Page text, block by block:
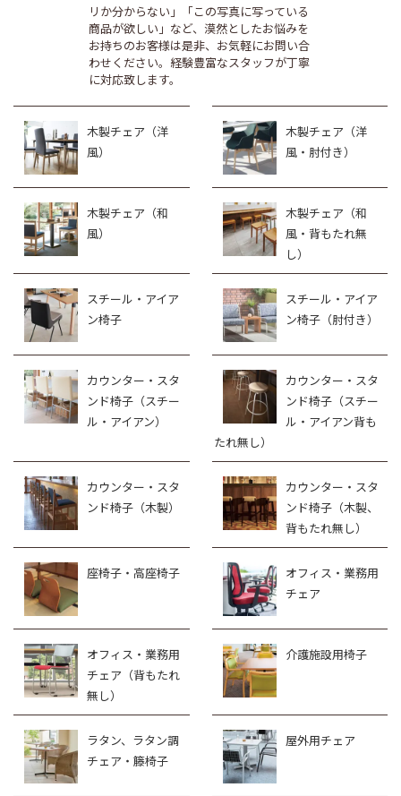
リか分からない」「この写真に写っている
商品が欲しい」など、漠然としたお悩みを
お持ちのお客様は是非、お気軽にお問い合
わせください。経験豊富なスタッフが丁寧
に対応致します。
木製チェア（洋
風）
木製チェア（洋
風・肘付き）
木製チェア（和
風）
木製チェア（和
風・背もたれ無
し）
スチール・アイア
ン椅子
スチール・アイア
ン椅子（肘付き）
カウンター・スタ
ンド椅子（スチー
ル・アイアン）
カウンター・スタ
ンド椅子（スチー
ル・アイアン背も
たれ無し）
カウンター・スタ
ンド椅子（木製）
カウンター・スタ
ンド椅子（木製、
背もたれ無し）
座椅子・高座椅子
オフィス・業務用
チェア
オフィス・業務用
チェア（背もたれ
無し）
介護施設用椅子
ラタン、ラタン調
チェア・籐椅子
屋外用チェア